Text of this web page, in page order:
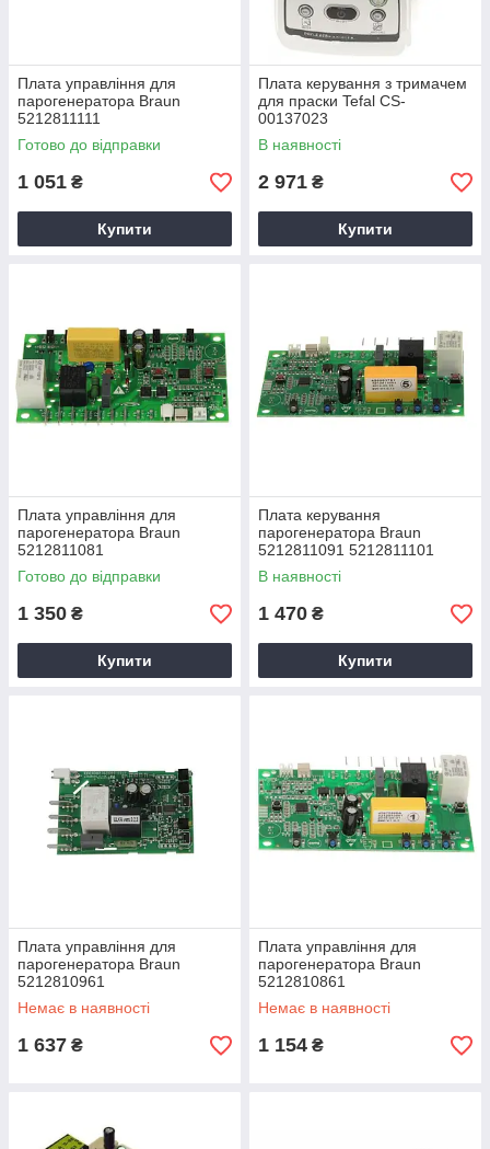
Плата управління для
парогенератора Braun
5212811111
Готово до відправки
1 051 ₴
Купити
Плата керування з тримачем
для праски Tefal CS-
00137023
В наявності
2 971 ₴
Купити
Плата управління для
парогенератора Braun
5212811081
Готово до відправки
1 350 ₴
Купити
Плата керування
парогенератора Braun
5212811091 5212811101
В наявності
1 470 ₴
Купити
Плата управління для
парогенератора Braun
5212810961
Немає в наявності
1 637 ₴
Плата управління для
парогенератора Braun
5212810861
Немає в наявності
1 154 ₴